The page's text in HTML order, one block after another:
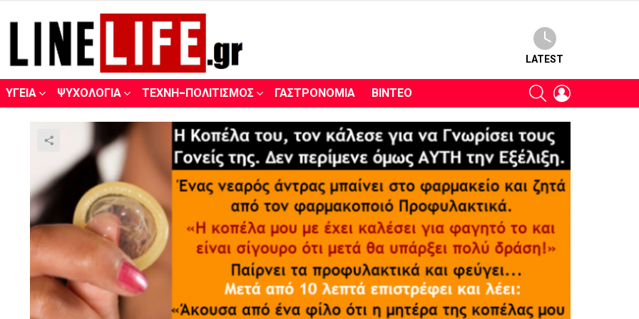
LATEST
ΥΓΕΊΑ ΨΥΧΟΛΟΓΊΑ ΤΈΧΝΗ-ΠΟΛΙΤΙΣΜΌΣ ΓΑΣΤΡΟΝΟΜΊΑ ΒΊΝΤΕΟ SEARCH